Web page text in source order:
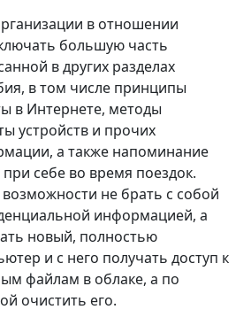
в отношении
большую часть
в других разделах
в том числе принципы
в Интернете, методы
устройств и прочих
а также напоминание
себе во время поездок.
не брать с собой
информацией, а
новый, полностью
и с него получать доступ к
файлам в облаке, а по
очистить его.